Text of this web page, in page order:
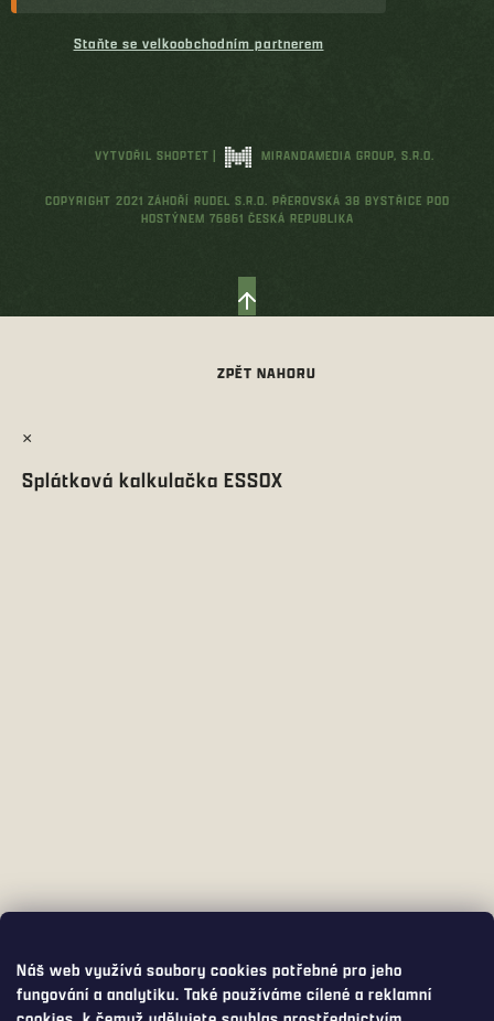
Náš web využívá soubory cookies potřebné pro jeho
fungování a analytiku. Také používáme cílené a reklamní
Staňte se velkoobchodním partnerem
VYTVOŘIL SHOPTET | MIRANDAMEDIA GROUP, S.R.O.
COPYRIGHT 2021 ZÁHOŘÍ RUDEL S.R.O. PŘEROVSKÁ 38 BYSTŘICE POD
HOSTÝNEM 76861 ČESKÁ REPUBLIKA
×
Splátková kalkulačka ESSOX